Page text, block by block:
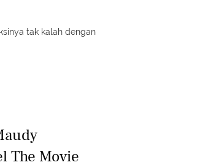
tak kalah dengan
The Movie